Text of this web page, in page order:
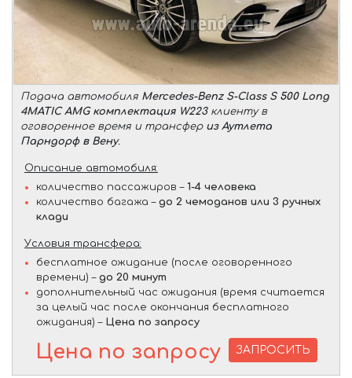
Подача автомобиля Mercedes-Benz S-Class S 500 Long
4MATIC AMG комплектация W223клиенту в
оговоренное время и трансфер из Аутлета
Парндорф в Вену.
Описание автомобиля:
количество пассажиров – 1-4 человека
количество багажа – до 2 чемоданов или 3 ручных
клади
Условия трансфера:
бесплатное ожидание (после оговоренного
времени) – до 20 минут
дополнительный час ожидания (время считается
за целый час после окончания бесплатного
ожидания) – Цена по запросу
Цена по запросу ЗАПРОСИТЬ